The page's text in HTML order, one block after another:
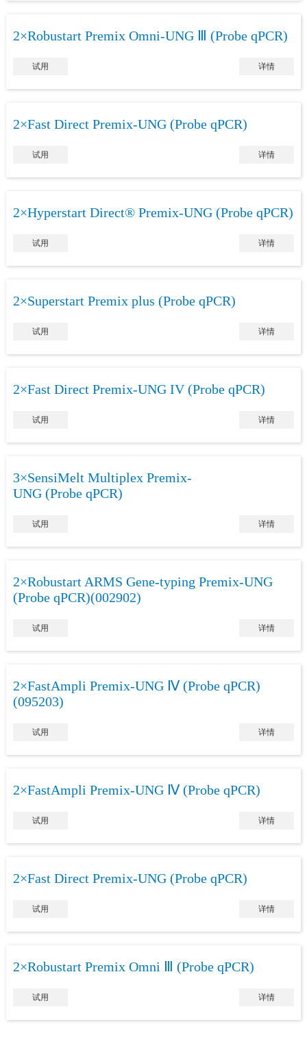
2×Robustart Premix Omni-UNG Ⅲ (Probe qPCR)
试用 详情
2×Fast Direct Premix-UNG (Probe qPCR)
试用 详情
2×Hyperstart Direct® Premix-UNG (Probe qPCR)
试用 详情
2×Superstart Premix plus (Probe qPCR)
试用 详情
2×Fast Direct Premix-UNG IV (Probe qPCR)
试用 详情
3×SensiMelt Multiplex Premix-
UNG (Probe qPCR)
试用 详情
2×Robustart ARMS Gene-typing Premix-UNG
(Probe qPCR)(002902)
试用 详情
2×FastAmpli Premix-UNG Ⅳ (Probe qPCR)
(095203)
试用 详情
2×FastAmpli Premix-UNG Ⅳ (Probe qPCR)
试用 详情
2×Fast Direct Premix-UNG (Probe qPCR)
试用 详情
2×Robustart Premix Omni Ⅲ (Probe qPCR)
试用 详情